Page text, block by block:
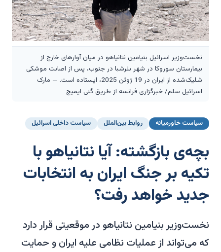
نخست‌وزیر اسرائیل بنیامین نتانیاهو در میان آوارهای خارج از
بیمارستان سوروکا در شهر بئرشبا در جنوب، پس از اصابت موشکی
شلیک‌شده از ایران در 19 ژوئن 2025، ایستاده است. — مارک
اسرائیل سلم/ خبرگزاری فرانسه از طریق گتی ایمیج
سیاست خاورمیانه روابط بین‌الملل سیاست داخلی اسرائیل
بچه‌ی بازگشته: آیا نتانیاهو با
تکیه بر جنگ ایران به انتخابات
جدید خواهد رفت؟
نخست‌وزیر بنیامین نتانیاهو در موقعیتی قرار دارد
که می‌تواند از عملیات نظامی علیه ایران و حمایت